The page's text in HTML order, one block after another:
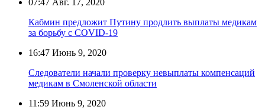
Кабмин предложит Путину продлить выплаты медикам
за борьбу с COVID-19
16:47 Июнь 9, 2020
Следователи начали проверку невыплаты компенсаций
медикам в Смоленской области
11:59 Июнь 9, 2020